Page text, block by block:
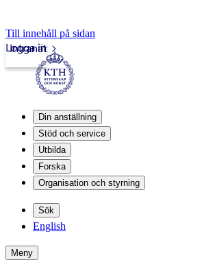
Till innehåll på sidan
Intranät
Logga in
Din anställning
Stöd och service
Utbilda
Forska
Organisation och styrning
Sök
English
Meny